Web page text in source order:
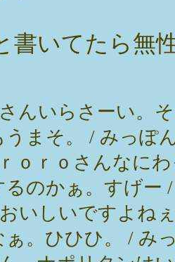
書いてたら無
んいらさーい。
まそ。 / みっぽ
ｏｒｏさんなに
のかぁ。すげー
いしいですよね
。ひひひ。 / み